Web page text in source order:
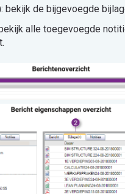
: bekijk de bijgevoegde
alle toegevoegde